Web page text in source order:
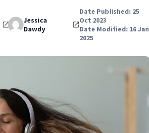
Jessica
Dawdy
Date Published: 25
Oct 2023
Date Modified: 16 Jan
2025